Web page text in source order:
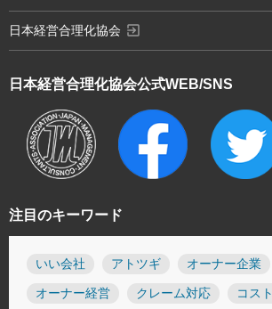
注目のキーワード
いい会社 アトツギ オーナー企業
オーナー経営 クレーム対応 コスト
日本経営合理化協会公式WEB/SNS
日本経営合理化協会 exit_to_app